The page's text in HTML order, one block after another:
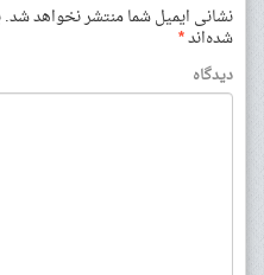
نشانی ایمیل شما منتشر نخواهد شد.
شده‌اند*
دیدگاه